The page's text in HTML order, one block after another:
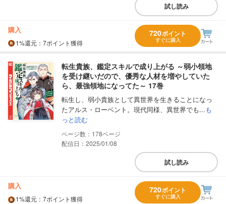
試し読み
購入
1%還元 ：7ポイント獲得
720ポイント
すぐに購入
転生貴族、鑑定スキルで成り上がる ～弱小領地
を受け継いだので、優秀な人材を増やしていた
ら、最強領地になってた～ 17巻
転生し、弱小貴族として異世界を生きることになっ
たアルス・ローベント。現代同様、異世界でも...も
っと読む
178
配信日：2025/01/08
試し読み
購入
1%還元 ：7ポイント獲得
720ポイント
すぐに購入